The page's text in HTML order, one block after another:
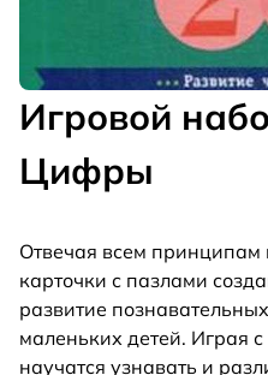
Игровой
Цифры
Отвечая всем принципам
карточки с пазлами
развитие
маленьких детей. Играя
научатся узнавать и